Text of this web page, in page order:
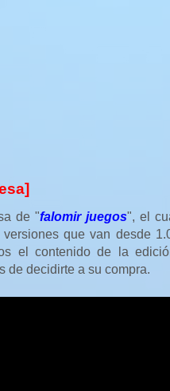
de "falomir juegos", el
que van desde
el contenido de la
de decidirte a su compra.